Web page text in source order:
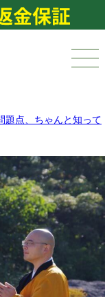
題点、ちゃんと知って